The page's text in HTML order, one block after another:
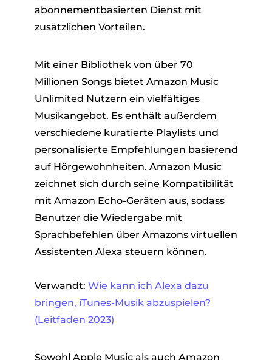
abonnementbasierten Dienst mit
zusätzlichen Vorteilen.
Mit einer Bibliothek von über 70
Millionen Songs bietet Amazon Music
Unlimited Nutzern ein vielfältiges
Musikangebot. Es enthält außerdem
verschiedene kuratierte Playlists und
personalisierte Empfehlungen basierend
auf Hörgewohnheiten. Amazon Music
zeichnet sich durch seine Kompatibilität
mit Amazon Echo-Geräten aus, sodass
Benutzer die Wiedergabe mit
Sprachbefehlen über Amazons virtuellen
Assistenten Alexa steuern können.
Verwandt: Wie kann ich Alexa dazu
bringen, iTunes-Musik abzuspielen?
(Leitfaden 2023)
Sowohl Apple Music als auch Amazon